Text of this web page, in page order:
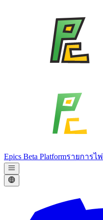
Epics Beta Platformรายการไพ่